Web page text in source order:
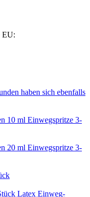
EU:
haben sich ebenfalls
Einwegspritze 3-
Einwegspritze 3-
Latex Einweg-